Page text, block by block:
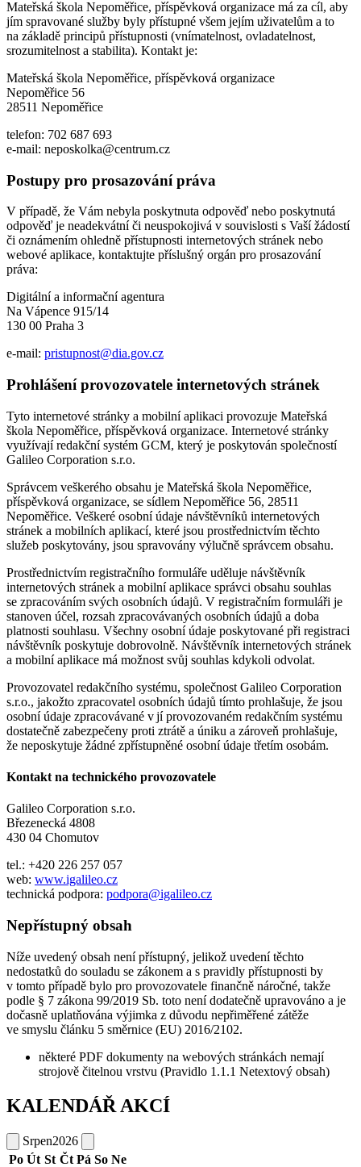
Mateřská škola Nepoměřice, příspěvková organizace má za cíl, aby
jím spravované služby byly přístupné všem jejím uživatelům a to
na základě principů přístupnosti (vnímatelnost, ovladatelnost,
srozumitelnost a stabilita). Kontakt je:
Mateřská škola Nepoměřice, příspěvková organizace
Nepoměřice 56
28511 Nepoměřice
telefon: 702 687 693
e-mail: neposkolka@centrum.cz
Postupy pro prosazování práva
V případě, že Vám nebyla poskytnuta odpověď nebo poskytnutá
odpověď je neadekvátní či neuspokojivá v souvislosti s Vaší žádostí
či oznámením ohledně přístupnosti internetových stránek nebo
webové aplikace, kontaktujte příslušný orgán pro prosazování
práva:
Digitální a informační agentura
Na Vápence 915/14
130 00 Praha 3
e-mail: pristupnost@dia.gov.cz
Prohlášení provozovatele internetových stránek
Tyto internetové stránky a mobilní aplikaci provozuje Mateřská
škola Nepoměřice, příspěvková organizace. Internetové stránky
využívají redakční systém GCM, který je poskytován společností
Galileo Corporation s.r.o.
Správcem veškerého obsahu je Mateřská škola Nepoměřice,
příspěvková organizace, se sídlem Nepoměřice 56, 28511
Nepoměřice. Veškeré osobní údaje návštěvníků internetových
stránek a mobilních aplikací, které jsou prostřednictvím těchto
služeb poskytovány, jsou spravovány výlučně správcem obsahu.
Prostřednictvím registračního formuláře uděluje návštěvník
internetových stránek a mobilní aplikace správci obsahu souhlas
se zpracováním svých osobních údajů. V registračním formuláři je
stanoven účel, rozsah zpracovávaných osobních údajů a doba
platnosti souhlasu. Všechny osobní údaje poskytované při registraci
návštěvník poskytuje dobrovolně. Návštěvník internetových stránek
a mobilní aplikace má možnost svůj souhlas kdykoli odvolat.
Provozovatel redakčního systému, společnost Galileo Corporation
s.r.o., jakožto zpracovatel osobních údajů tímto prohlašuje, že jsou
osobní údaje zpracovávané v jí provozovaném redakčním systému
dostatečně zabezpečeny proti ztrátě a úniku a zároveň prohlašuje,
že neposkytuje žádné zpřístupněné osobní údaje třetím osobám.
Kontakt na technického provozovatele
Galileo Corporation s.r.o.
Březenecká 4808
430 04 Chomutov
tel.: +420 226 257 057
web: www.igalileo.cz
technická podpora: podpora@igalileo.cz
Nepřístupný obsah
Níže uvedený obsah není přístupný, jelikož uvedení těchto
nedostatků do souladu se zákonem a s pravidly přístupnosti by
v tomto případě bylo pro provozovatele finančně náročné, takže
podle § 7 zákona 99/2019 Sb. toto není dodatečně upravováno a je
dočasně uplatňována výjimka z důvodu nepřiměřené zátěže
ve smyslu článku 5 směrnice (EU) 2016/2102.
některé PDF dokumenty na webových stránkách nemají
strojově čitelnou vrstvu (Pravidlo 1.1.1 Netextový obsah)
KALENDÁŘ AKCÍ
Srpen2026
Po Út St Čt Pá So Ne